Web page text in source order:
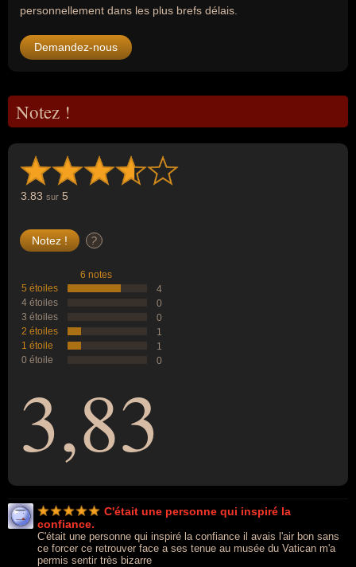
personnellement dans les plus brefs délais.
Demandez-nous
Notez !
3.83 sur 5
?
6 notes
5 étoiles
4
4 étoiles
0
3 étoiles
0
2 étoiles
1
1 étoile
1
0 étoile
0
3,83
C'était une personne qui inspiré la
confiance.
C'était une personne qui inspiré la confiance il avais l'air bon sans
ce forcer ce retrouver face a ses tenue au musée du Vatican m'a
permis sentir très bizarre